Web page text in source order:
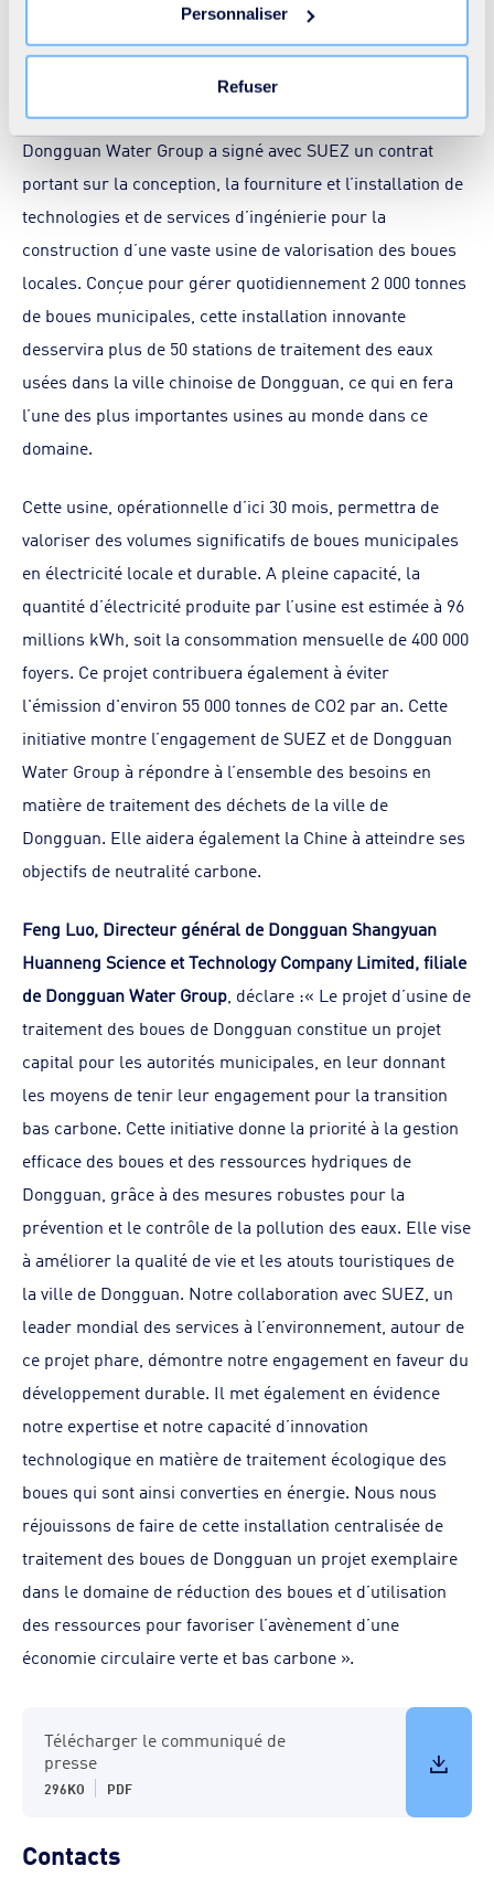
nécessaires ne peut entrainer une restriction de l’accès
au site. Vous pouvez retirer votre consentement à tout
Personnaliser
Refuser
Construction d’une usine d’envergure
d’elimination des boues à Dongguan
Dongguan Water Group a signé avec SUEZ un contrat
portant sur la conception, la fourniture et l’installation de
technologies et de services d’ingénierie pour la
construction d’une vaste usine de valorisation des boues
locales. Conçue pour gérer quotidiennement 2 000 tonnes
de boues municipales, cette installation innovante
desservira plus de 50 stations de traitement des eaux
usées dans la ville chinoise de Dongguan, ce qui en fera
l’une des plus importantes usines au monde dans ce
domaine.
Cette usine, opérationnelle d’ici 30 mois, permettra de
valoriser des volumes significatifs de boues municipales
en électricité locale et durable. A pleine capacité, la
quantité d’électricité produite par l’usine est estimée à 96
millions kWh, soit la consommation mensuelle de 400 000
foyers. Ce projet contribuera également à éviter
l'émission d'environ 55 000 tonnes de CO2 par an. Cette
initiative montre l’engagement de SUEZ et de Dongguan
Water Group à répondre à l’ensemble des besoins en
matière de traitement des déchets de la ville de
Dongguan. Elle aidera également la Chine à atteindre ses
objectifs de neutralité carbone.
Feng Luo, Directeur général de Dongguan Shangyuan
Huanneng Science et Technology Company Limited, filiale
de Dongguan Water Group , déclare :« Le projet d’usine de
traitement des boues de Dongguan constitue un projet
capital pour les autorités municipales, en leur donnant
les moyens de tenir leur engagement pour la transition
bas carbone. Cette initiative donne la priorité à la gestion
efficace des boues et des ressources hydriques de
Dongguan, grâce à des mesures robustes pour la
prévention et le contrôle de la pollution des eaux. Elle vise
à améliorer la qualité de vie et les atouts touristiques de
la ville de Dongguan. Notre collaboration avec SUEZ, un
leader mondial des services à l’environnement, autour de
ce projet phare, démontre notre engagement en faveur du
développement durable. Il met également en évidence
notre expertise et notre capacité d’innovation
technologique en matière de traitement écologique des
boues qui sont ainsi converties en énergie. Nous nous
réjouissons de faire de cette installation centralisée de
traitement des boues de Dongguan un projet exemplaire
dans le domaine de réduction des boues et d’utilisation
des ressources pour favoriser l’avènement d’une
économie circulaire verte et bas carbone ».
Télécharger le communiqué de
presse
296KO PDF
Contacts